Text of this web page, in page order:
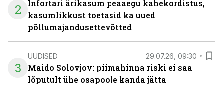
2
Infortari ärikasum peaaegu kahekordistus,
kasumlikkust toetasid ka uued
põllumajandusettevõtted
3
UUDISED 29.07.26, 09:30
Maido Solovjov: piimahinna riski ei saa
lõputult ühe osapoole kanda jätta